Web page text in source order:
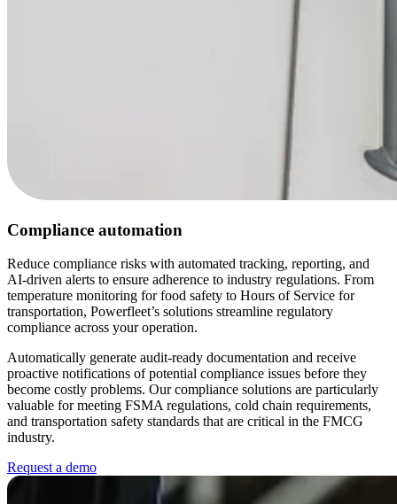
Compliance automation
Reduce compliance risks with automated tracking, reporting, and
AI-driven alerts to ensure adherence to industry regulations. From
temperature monitoring for food safety to Hours of Service for
transportation, Powerfleet’s solutions streamline regulatory
compliance across your operation.
Automatically generate audit-ready documentation and receive
proactive notifications of potential compliance issues before they
become costly problems. Our compliance solutions are particularly
valuable for meeting FSMA regulations, cold chain requirements,
and transportation safety standards that are critical in the FMCG
industry.
Request a demo